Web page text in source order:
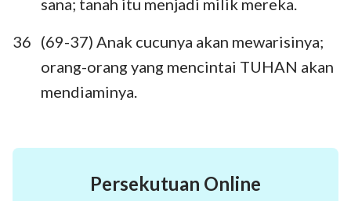
36 (69-37) Anak cucunya akan mewarisinya;
orang-orang yang mencintai TUHAN akan
mendiaminya.
Persekutuan Online